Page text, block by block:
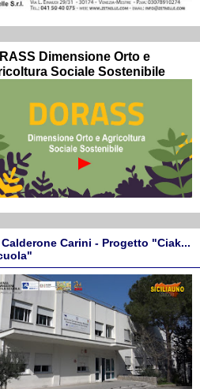
Dimensione Orto e
Sociale Sostenibile
Calderone Carini - Progetto "Ciak...